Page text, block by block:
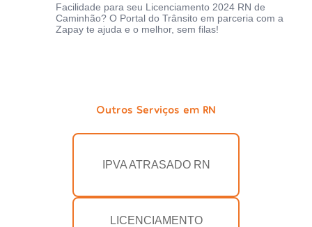
Facilidade para seu Licenciamento 2024 RN de
Caminhão? O Portal do Trânsito em parceria com a
Zapay te ajuda e o melhor, sem filas!
Outros Serviços em RN
IPVA ATRASADO RN
LICENCIAMENTO